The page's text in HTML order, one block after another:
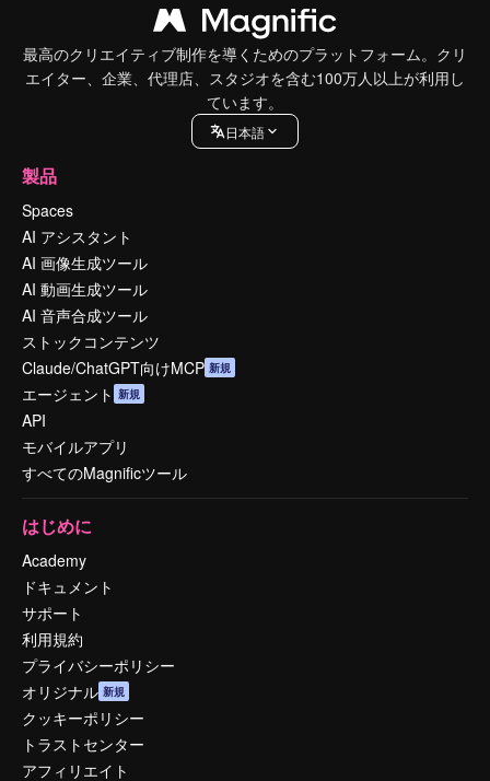
最高のクリエイティブ制作を導くためのプラットフォーム。クリ
エイター、企業、代理店、スタジオを含む100万人以上が利用し
ています。
日本語
製品
Spaces
AI アシスタント
AI 画像生成ツール
AI 動画生成ツール
AI 音声合成ツール
ストックコンテンツ
Claude/ChatGPT向けMCP 新規
エージェント 新規
API
モバイルアプリ
すべてのMagnificツール
はじめに
Academy
ドキュメント
サポート
利用規約
プライバシーポリシー
オリジナル 新規
クッキーポリシー
トラストセンター
アフィリエイト